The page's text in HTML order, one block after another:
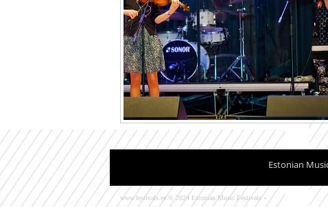
Estonian
www.festivals.ee © 2024 Estonian Music Festivals »